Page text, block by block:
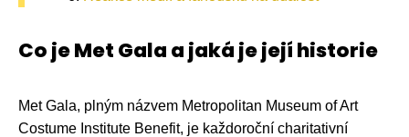
Co je Met Gala a jaká je její historie
Met Gala, plným názvem Metropolitan Museum of Art
Costume Institute Benefit, je každoroční charitativní